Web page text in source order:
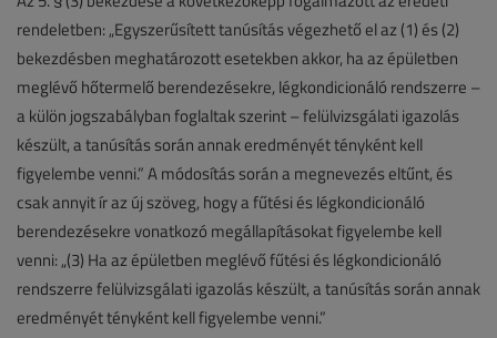
rendeletben: „Egyszerűsített tanúsítás végezhető el az (1) és (2)
bekezdésben meghatározott esetekben akkor, ha az épületben
meglévő hőtermelő berendezésekre, légkondicionáló rendszerre –
a külön jogszabályban foglaltak szerint – felülvizsgálati igazolás
készült, a tanúsítás során annak eredményét tényként kell
figyelembe venni.” A módosítás során a megnevezés eltűnt, és
csak annyit ír az új szöveg, hogy a fűtési és légkondicionáló
berendezésekre vonatkozó megállapításokat figyelembe kell
venni: „(3) Ha az épületben meglévő fűtési és légkondicionáló
rendszerre felülvizsgálati igazolás készült, a tanúsítás során annak
eredményét tényként kell figyelembe venni.”